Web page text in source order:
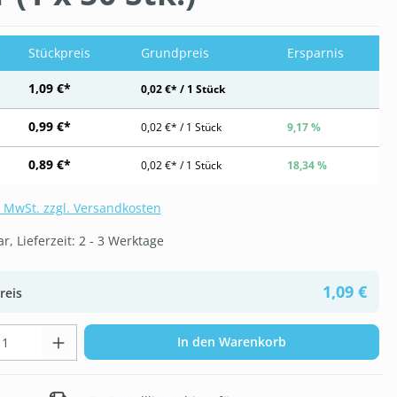
Stückpreis Grundpreis Ersparnis
1,09 €* 0,02 €* / 1 Stück
0,99 €* 0,02 €* / 1 Stück 9,17 %
0,89 €* 0,02 €* / 1 Stück 18,34 %
MwSt. zzgl. Versandkosten
Lieferzeit: 2 - 3 Werktage
1,09 €
Anzahl: Gib den gewünschten Wert
In den Warenkorb